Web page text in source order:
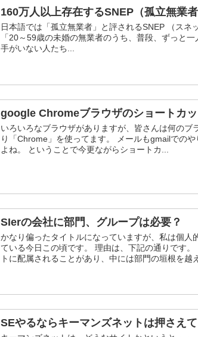
160万人以上存在するSNEP（孤立無業
日本語では「孤立無業者」と評されるSNEP （ス
「20～59歳の未婚の無業者のうち、普段、ずっと
手がいない人たち...
google Chromeブラウザのショートカ
いろいろなブラウザがありますが、皆さんは何のブ
り「Chrome」を使ってます。 メールもgmailでの
よね。 ということで今更ながらショートカ...
SIerの会社に部門、グループは必要？
かなり偏ったタイトルになっていますが、私は個人
ている今日この頃です。 理由は、下記の通りです
トに配属されることがあり、中には部門の垣根を越
SEやるならキーマンズネットは押さえて